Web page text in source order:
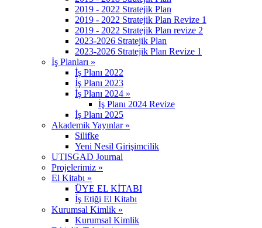
2019 - 2022 Stratejik Plan
2019 - 2022 Stratejik Plan Revize 1
2019 - 2022 Stratejik Plan revize 2
2023-2026 Stratejik Plan
2023-2026 Stratejik Plan Revize 1
İş Planları »
İş Planı 2022
İş Planı 2023
İş Planı 2024 »
İş Planı 2024 Revize
İş Planı 2025
Akademik Yayınlar »
Silifke
Yeni Nesil Girişimcilik
UTISGAD Journal
Projelerimiz »
El Kitabı »
ÜYE EL KİTABI
İş Etiği El Kitabı
Kurumsal Kimlik »
Kurumsal Kimlik